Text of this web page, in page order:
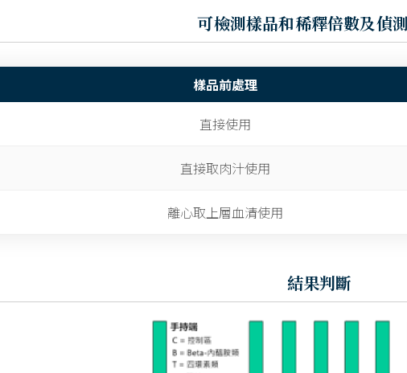
可檢測樣品和稀釋倍數及偵
樣品前處理
直接使用
直接取肉汁使用
離心取上層血清使用
結果判斷